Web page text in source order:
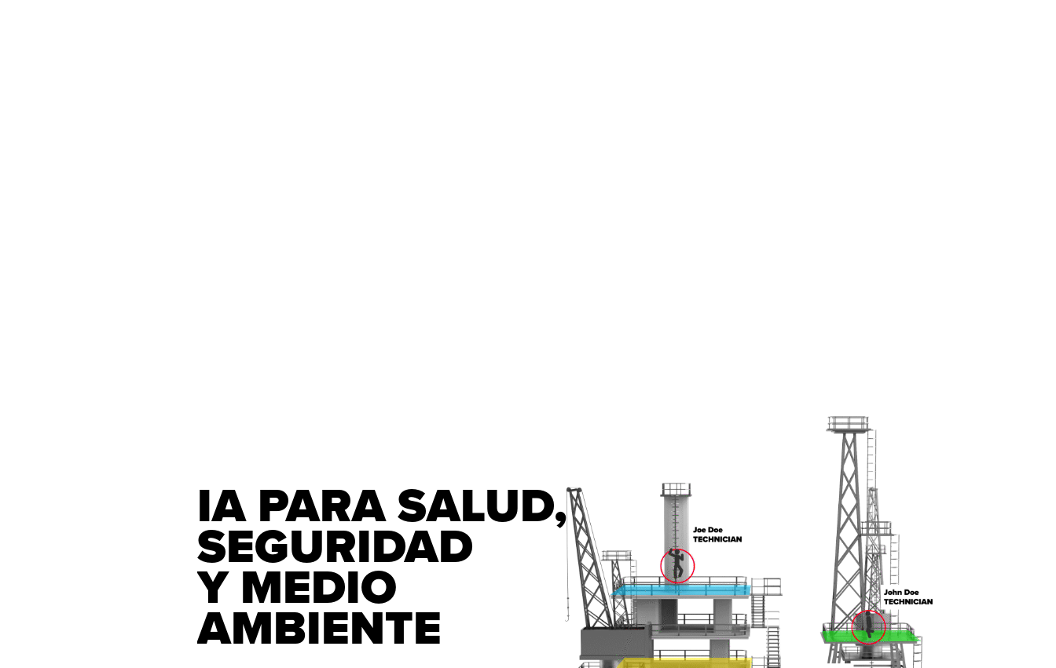
IA PARA SALUD,
SEGURIDAD
Y MEDIO
AMBIENTE